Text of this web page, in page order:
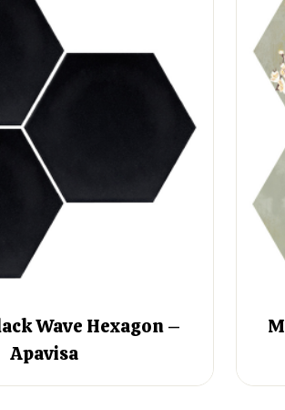
Wave Hexagon –
Apavisa